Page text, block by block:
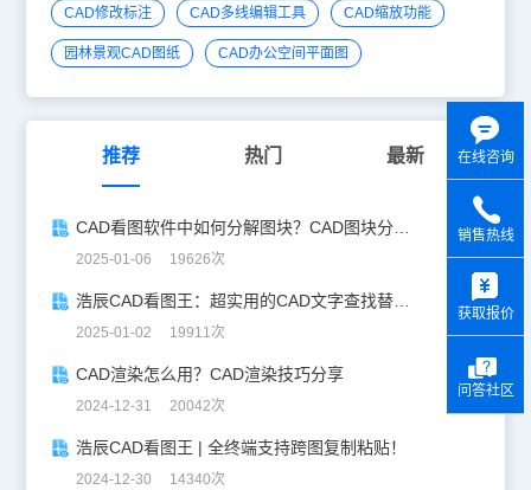
CAD修改标注 CAD多线编辑工具 CAD缩放功能
园林景观CAD图纸 CAD办公空间平面图
推荐 热门 最新
CAD看图软件中如何分解图块？CAD图块分解详解！
2025-01-06 19626次
浩辰CAD看图王：超实用的CAD文字查找替换技巧分享！
2025-01-02 19911次
CAD渲染怎么用？CAD渲染技巧分享
2024-12-31 20042次
浩辰CAD看图王 | 全终端支持跨图复制粘贴！
2024-12-30 14340次
在线咨询
销售热线
获取报价
问答社区